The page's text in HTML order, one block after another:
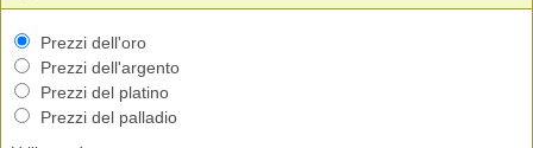
Prezzi dell'oro
Prezzi dell'argento
Prezzi del platino
Prezzi del palladio